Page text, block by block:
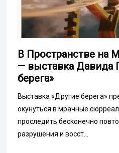
В Пространстве на
— выставка Давида
берега»
Выставка «Другие берега»
окунуться в мрачные
проследить бесконечно
разрушения и восст...